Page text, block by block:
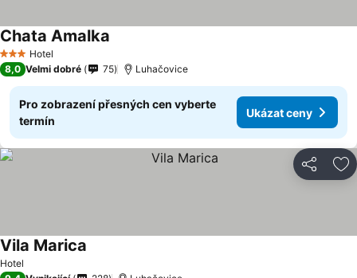
3 Počet hvězdiček
Hotel
Chata Amalka
8,0 Velmi dobré 75 Luhačovice
Pro zobrazení přesných cen vyberte
termín
Ukázat ceny
Sdílet
Hotel
Vila Marica